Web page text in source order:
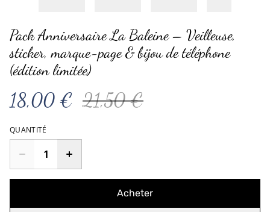
Pack Anniversaire La Baleine – Veilleuse,
sticker, marque-page & bijou de téléphone
(édition limitée)
18,00 € 21,50 €
QUANTITÉ
Acheter